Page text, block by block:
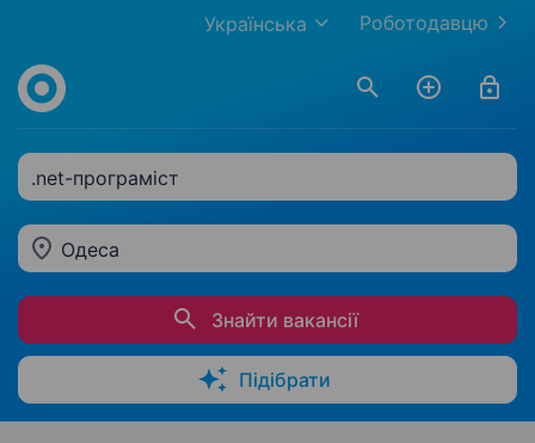
Роботодавцю
Українська
.net-програміст
Одеса
Знайти вакансії
Підібрати